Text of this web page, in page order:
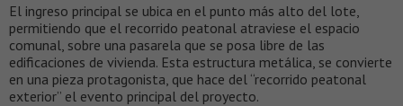
El ingreso principal se ubica en el punto más alto del lote,
permitiendo que el recorrido peatonal atraviese el espacio
comunal, sobre una pasarela que se posa libre de las
edificaciones de vivienda. Esta estructura metálica, se convierte
en una pieza protagonista, que hace del “recorrido peatonal
exterior” el evento principal del proyecto.